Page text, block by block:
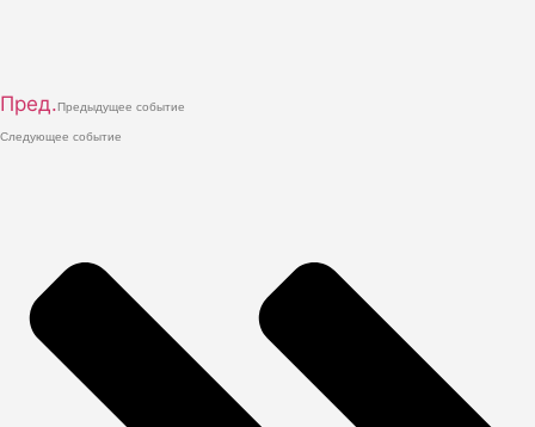
Пред.Предыдущее событие
Следующее событие